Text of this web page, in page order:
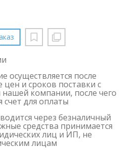
осуществляется после
цен и сроков поставки с
компании, после чего
счет для оплаты
через безналичный
средства принимается
лиц и ИП, не
лицам